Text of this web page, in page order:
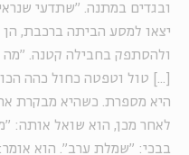
ובגדים במתנה. "שתדעי
יצאו למסע הביתה ברכבת, הן
ולהסתפק בחבילה קטנה. "מה
[...] טול וטפטה כחול כהה
היא מספרת. כשהיא מבקרת
לאחר מכן, הוא שואל אותה :
בבכי: "שמלת ערב". הוא